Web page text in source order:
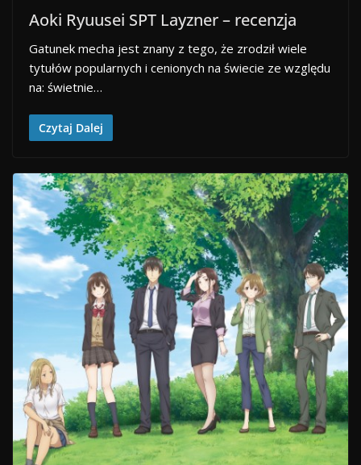
Aoki Ryuusei SPT Layzner – recenzja
Gatunek mecha jest znany z tego, że zrodził wiele
tytułów popularnych i cenionych na świecie ze względu
na: świetnie…
Czytaj Dalej